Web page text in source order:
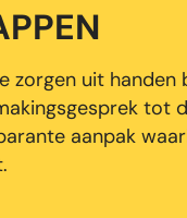
zorgen uit handen
tot
aanpak